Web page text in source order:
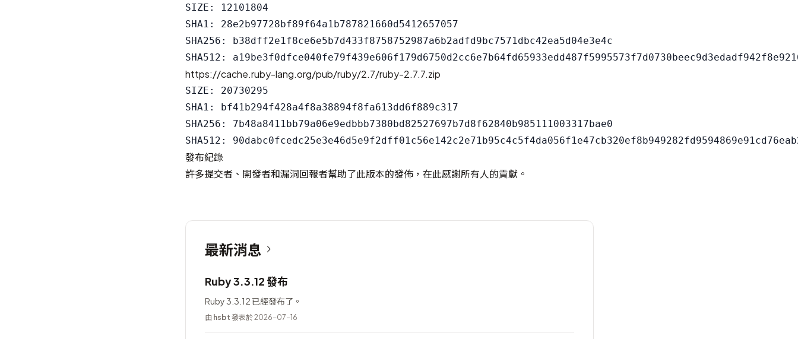
SIZE: 12101804
SHA1: 28e2b97728bf89f64a1b787821660d5412657057
SHA256: b38dff2e1f8ce6e5b7d433f8758752987a6b2adfd9bc7571dbc42ea5d04e3e4c
https://cache.ruby-lang.org/pub/ruby/2.7/ruby-2.7.7.zip
SIZE: 20730295
SHA1: bf41b294f428a4f8a38894f8fa613dd6f889c317
SHA256: 7b48a8411bb79a06e9edbbb7380bd82527697b7d8f62840b985111003317bae0
發布紀錄
許多提交者、開發者和漏洞回報者幫助了此版本的發佈，在此感謝所有人的貢獻。
最新消息
Ruby 3.3.12 發布
Ruby 3.3.12 已經發布了。
由 hsbt 發表於 2026-07-16